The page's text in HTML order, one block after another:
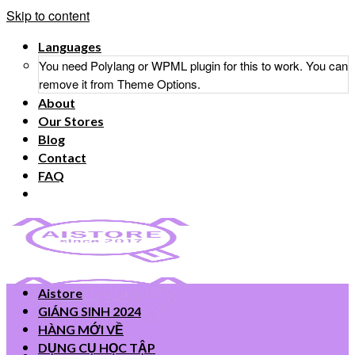
Skip to content
Languages
You need Polylang or WPML plugin for this to work. You can
remove it from Theme Options.
About
Our Stores
Blog
Contact
FAQ
Aistore
GIÁNG SINH 2024
HÀNG MỚI VỀ
DỤNG CỤ HỌC TẬP